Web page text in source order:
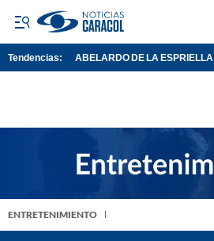
Tendencias: ABELARDO DE LA ESPRIELLA
ENTRETENIMIENTO